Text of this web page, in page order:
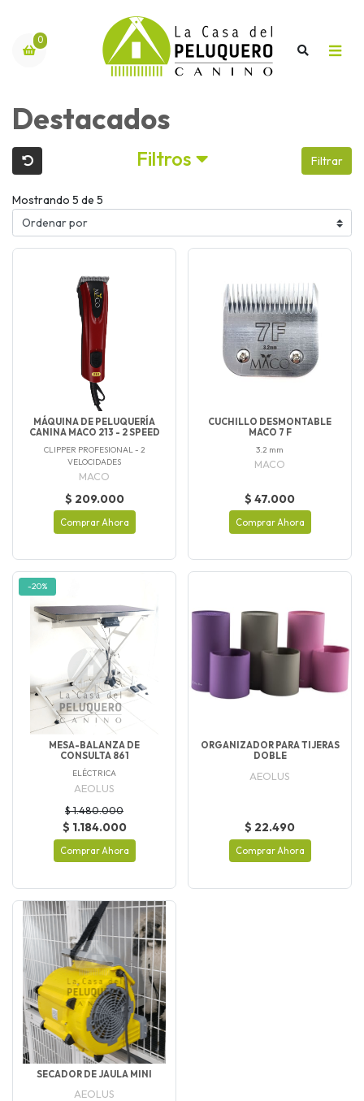
0
Destacados
Filtros Filtrar
Mostrando 5 de 5
MÁQUINA DE PELUQUERÍA
CANINA MACO 213 - 2 SPEED
CLIPPER PROFESIONAL - 2
VELOCIDADES
MACO
$ 209.000
Comprar Ahora
CUCHILLO DESMONTABLE
MACO 7 F
3.2 mm
MACO
$ 47.000
Comprar Ahora
-20%
MESA-BALANZA DE
CONSULTA 861
ELÉCTRICA
AEOLUS
$ 1.480.000
$ 1.184.000
Comprar Ahora
ORGANIZADOR PARA TIJERAS
DOBLE
AEOLUS
$ 22.490
Comprar Ahora
SECADOR DE JAULA MINI
AEOLUS